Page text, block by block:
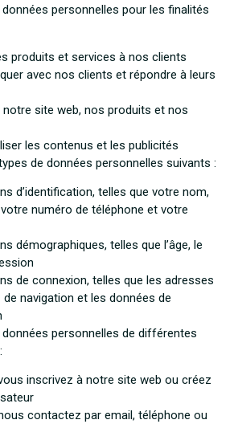
personnelles pour les finalités
produits et services à nos clients
avec nos clients et répondre à leurs
notre site web, nos produits et nos
les contenus et les publicités
de données personnelles suivants :
d’identification, telles que votre nom,
numéro de téléphone et votre
démographiques, telles que l’âge, le
de connexion, telles que les adresses
de navigation et les données de
personnelles de différentes
inscrivez à notre site web ou créez
contactez par email, téléphone ou